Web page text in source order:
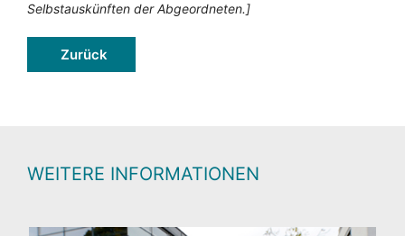
Selbstauskünften der Abgeordneten.]
Zurück
WEITERE INFORMATIONEN